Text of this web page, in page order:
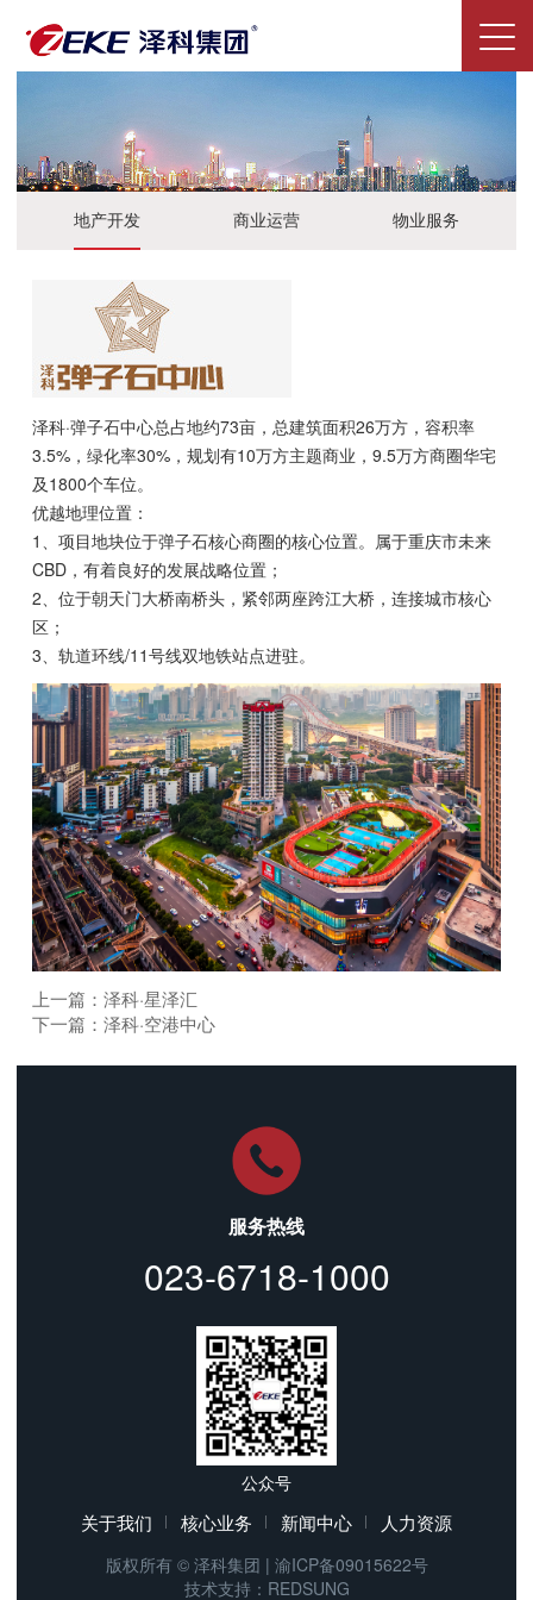
地产开发 商业运营 物业服务
泽科·弹子石中心总占地约73亩，总建筑面积26万方，容积率
3.5%，绿化率30%，规划有10万方主题商业，9.5万方商圈华宅
及1800个车位。
优越地理位置：
1、项目地块位于弹子石核心商圈的核心位置。属于重庆市未来
CBD，有着良好的发展战略位置；
2、位于朝天门大桥南桥头，紧邻两座跨江大桥，连接城市核心
区；
3、轨道环线/11号线双地铁站点进驻。
上一篇： 泽科·星泽汇
下一篇： 泽科·空港中心
服务热线
023-6718-1000
公众号
关于我们 核心业务 新闻中心 人力资源
版权所有 © 泽科集团 | 渝ICP备09015622号
技术支持： REDSUNG